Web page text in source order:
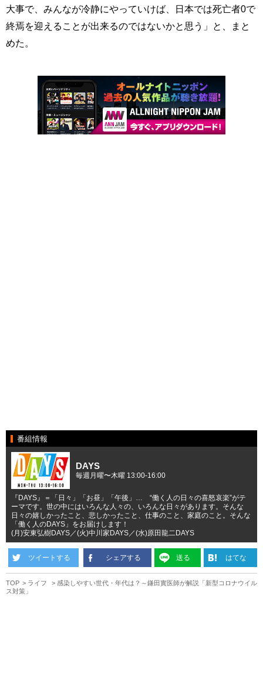
大事で、みんなが冷静にやっていけば、日本では死亡者0で
終焉を迎えることが出来るのではないかと思う」と、まと
めた。
番組情報
DAYS
毎週月曜〜木曜 13:00-16:00
『DAYS』＝「日々」「お昼」「午後」… “働く人の日々の喜怒哀楽”がテ
ーマです。世の中にはいろんな人々の、いろんな日々があります。そんな
日々の嬉しかったこと、悲しかったこと、仕事のこと、家庭のこと。そんな
「働く人のDAYS」をお届けします！
(月)安東弘樹DAYS／(火)中川家DAYS／(水)原田龍二DAYS
ツイートする シェアする 送る はてな
TOP ライフ
感染しやすい世代・年代は？～鎌田實医師が解説「新型コロナウイル
ス対策」